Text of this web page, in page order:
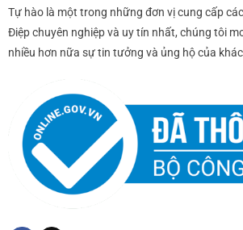
Tự hào là một trong những đơn vị cung cấp
Điệp chuyên nghiệp và uy tín nhất, chúng tôi
nhiều hơn nữa sự tin tưởng và ủng hộ của